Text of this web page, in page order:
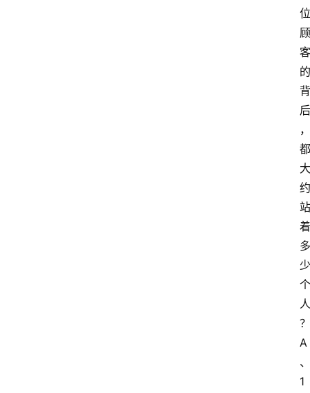
位
顾
客
的
背
后
，
都
大
约
站
着
多
少
个
人
？
A
、
1